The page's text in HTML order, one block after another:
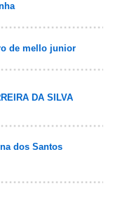
de mello junior
DA SILVA
dos Santos